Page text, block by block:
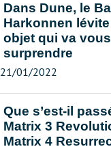
Dans Dune, le
Harkonnen
objet qui va vous
surprendre
21/01/2022
Que s’est-il
Matrix 3
Matrix 4